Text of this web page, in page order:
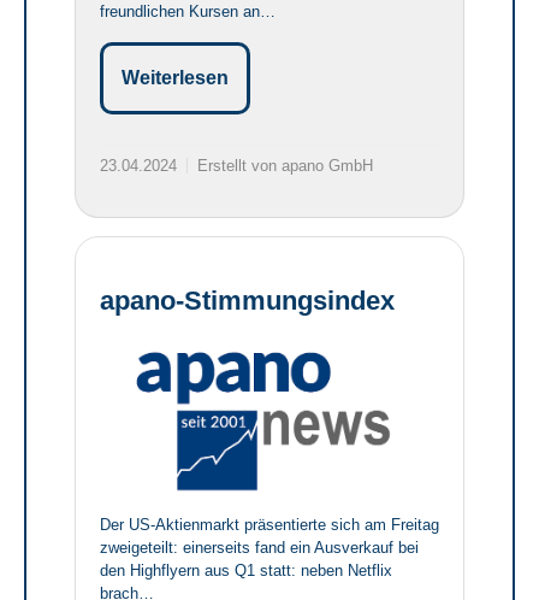
freundlichen Kursen an…
Weiterlesen
23.04.2024 Erstellt von apano GmbH
apano-Stimmungsindex
Der US-Aktienmarkt präsentierte sich am Freitag
zweigeteilt: einerseits fand ein Ausverkauf bei
den Highflyern aus Q1 statt: neben Netflix
brach…